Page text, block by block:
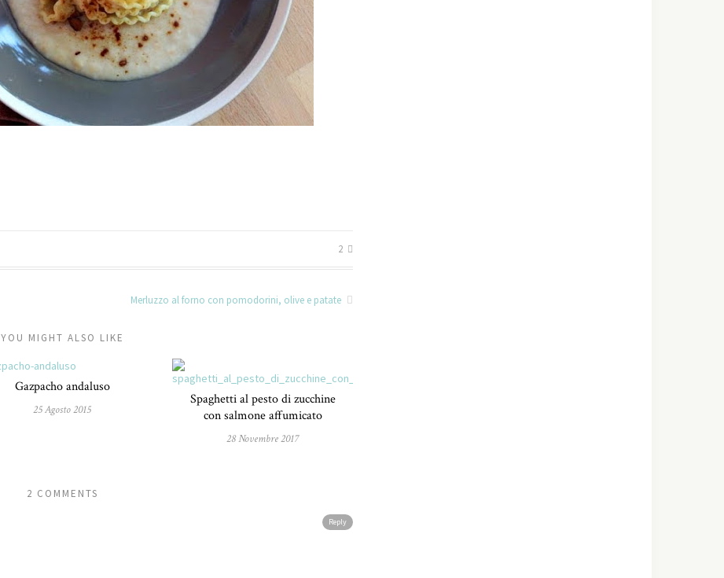
2
Merluzzo al forno con pomodorini, olive e patate
YOU MIGHT ALSO LIKE
Gazpacho andaluso
25 Agosto 2015
Spaghetti al pesto di zucchine
con salmone affumicato
28 Novembre 2017
2 COMMENTS
Reply